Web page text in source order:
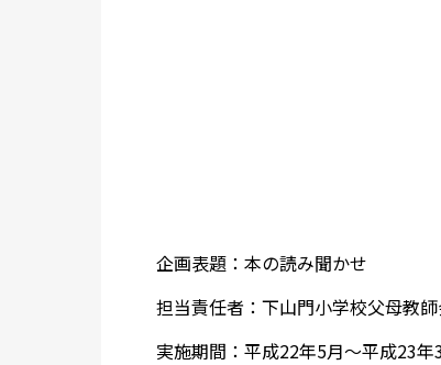
企画表題：本の読み聞かせ
担当責任者：下山門小学校父母
実施期間：平成22年5月～平成23年